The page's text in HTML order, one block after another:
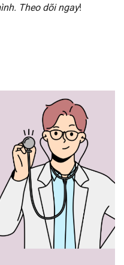
Theo dõi ngay!